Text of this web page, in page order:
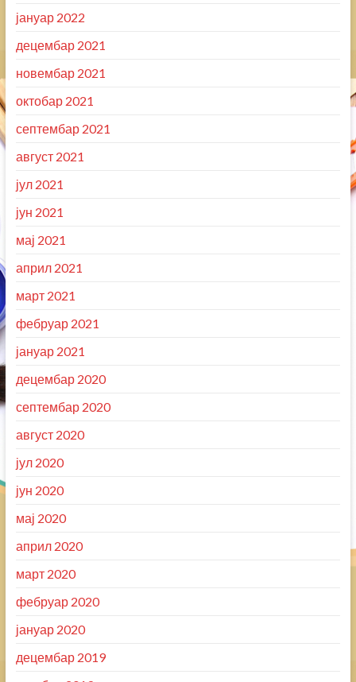
јануар 2022
децембар 2021
новембар 2021
октобар 2021
септембар 2021
август 2021
јул 2021
јун 2021
мај 2021
април 2021
март 2021
фебруар 2021
јануар 2021
децембар 2020
септембар 2020
август 2020
јул 2020
јун 2020
мај 2020
април 2020
март 2020
фебруар 2020
јануар 2020
децембар 2019